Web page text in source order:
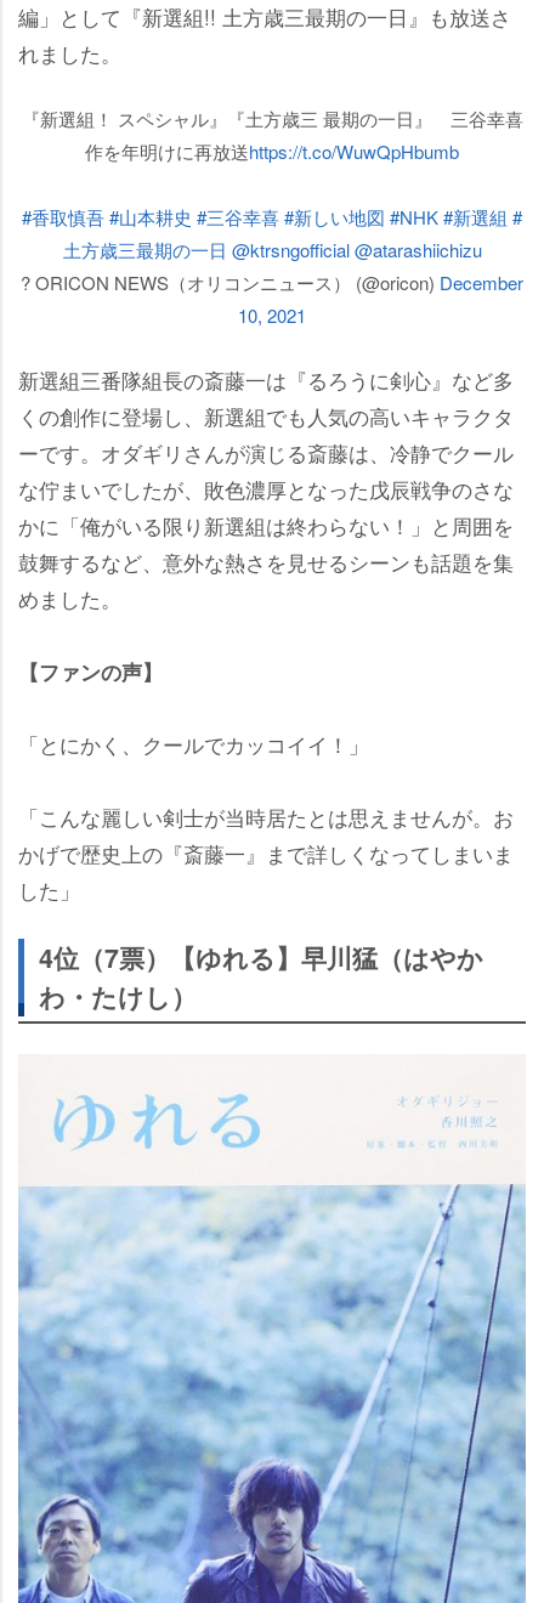
編」として『新選組!! 土方歳三最期の一日』も放送さ
れました。
『新選組！ スペシャル』『土方歳三 最期の一日』 三谷幸喜
作を年明けに再放送https://t.co/WuwQpHbumb
#香取慎吾#山本耕史 #三谷幸喜#新しい地図 #NHK#新選組 #
土方歳三最期の一日 @ktrsngofficial @atarashiichizu
? ORICON NEWS（オリコンニュース） (@oricon) December
10, 2021
新選組三番隊組長の斎藤一は『るろうに剣心』など多
くの創作に登場し、新選組でも人気の高いキャラクタ
ーです。オダギリさんが演じる斎藤は、冷静でクール
な佇まいでしたが、敗色濃厚となった戊辰戦争のさな
かに「俺がいる限り新選組は終わらない！」と周囲を
鼓舞するなど、意外な熱さを見せるシーンも話題を集
めました。
【ファンの声】
「とにかく、クールでカッコイイ！」
「こんな麗しい剣士が当時居たとは思えませんが。お
かげで歴史上の『斎藤一』まで詳しくなってしまいま
した」
4位（7票）【ゆれる】早川猛（はやか
わ・たけし）